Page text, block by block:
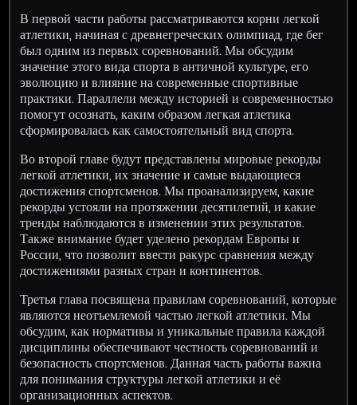
В первой части работы рассматриваются корни легкой
атлетики, начиная с древнегреческих олимпиад, где бег
был одним из первых соревнований. Мы обсудим
значение этого вида спорта в античной культуре, его
эволюцию и влияние на современные спортивные
практики. Параллели между историей и современностью
помогут осознать, каким образом легкая атлетика
сформировалась как самостоятельный вид спорта.
Во второй главе будут представлены мировые рекорды
легкой атлетики, их значение и самые выдающиеся
достижения спортсменов. Мы проанализируем, какие
рекорды устояли на протяжении десятилетий, и какие
тренды наблюдаются в изменении этих результатов.
Также внимание будет уделено рекордам Европы и
России, что позволит ввести ракурс сравнения между
достижениями разных стран и континентов.
Третья глава посвящена правилам соревнований, которые
являются неотъемлемой частью легкой атлетики. Мы
обсудим, как нормативы и уникальные правила каждой
дисциплины обеспечивают честность соревнований и
безопасность спортсменов. Данная часть работы важна
для понимания структуры легкой атлетики и её
организационных аспектов.